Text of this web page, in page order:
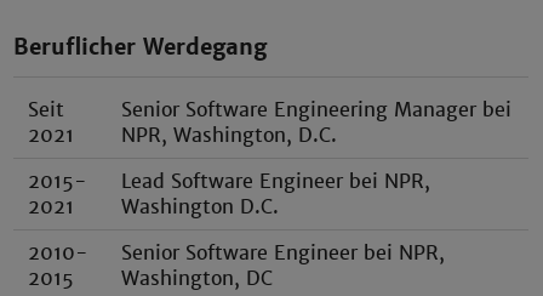
Beruflicher Werdegang
Seit
2021
Senior Software Engineering Manager bei
NPR, Washington, D.C.
2015-
2021
Lead Software Engineer bei NPR,
Washington D.C.
2010-
2015
Senior Software Engineer bei NPR,
Washington, DC